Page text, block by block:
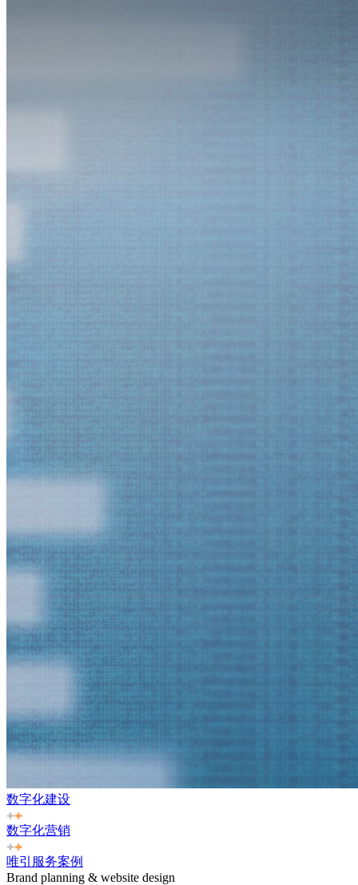
数字化建设
数字化营销
唯引服务案例
Brand planning & website design